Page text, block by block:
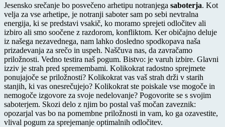
Jesensko srečanje bo posvečeno arhetipu notranjega saboterja. Kot
velja za vse arhetipe, je notranji saboter sam po sebi nevtralna
energija, ki se predstavi vsakič, ko moramo sprejeti odločitev ali
izbiro ali smo soočene z razdorom, konfliktom. Ker običajno deluje
iz našega nezavednega, nam lahko dosledno spodkopava naša
prizadevanja za srečo in uspeh. Naščuva nas, da zavračamo
priložnosti. Vedno testira naš pogum. Bistvo: je varuh izbire. Glavni
izziv je strah pred spremembami. Kolikokrat radostno sprejmete
ponujajoče se priložnosti? Kolikokrat vas vaš strah drži v starih
stanjih, ki vas onesrečujejo? Kolikokrat ste poiskale vse mogoče in
nemogoče izgovore za svoje nedelovanje? Pogovorite se s svojim
saboterjem. Skozi delo z njim bo postal vaš močan zaveznik:
opozarjal vas bo na pomembne priložnosti in vam, ko ga ozavestite,
vlival pogum za sprejemanje optimalnih odločitev.